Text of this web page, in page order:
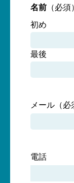
名前 （必須
初め
最後
メール （必
電話